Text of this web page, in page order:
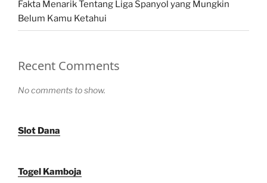
Fakta Menarik Tentang Liga Spanyol yang Mungkin
Belum Kamu Ketahui
Recent Comments
No comments to show.
Slot Dana
Togel Kamboja